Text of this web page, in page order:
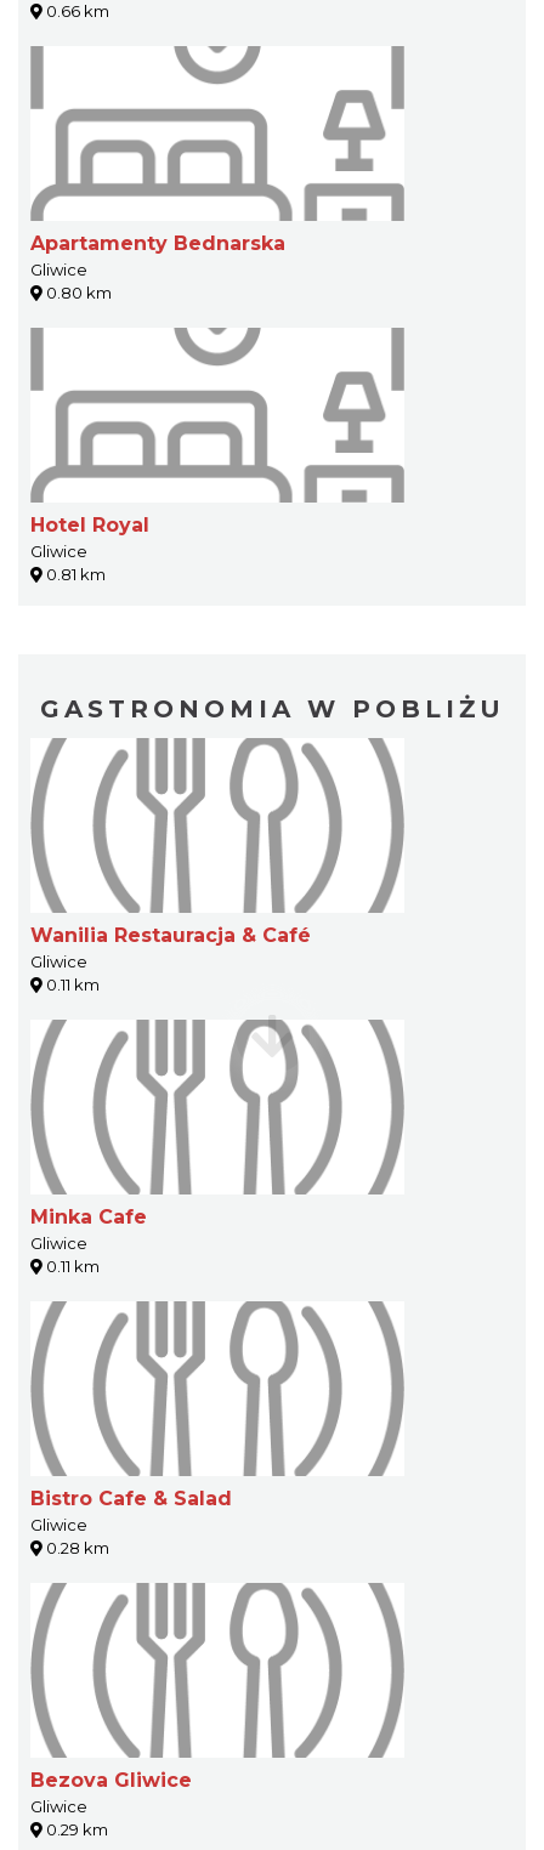
0.66 km
Apartamenty Bednarska
Gliwice
0.80 km
Hotel Royal
Gliwice
0.81 km
GASTRONOMIA W POBLIŻU
Wanilia Restauracja & Café
Gliwice
0.11 km
Minka Cafe
Gliwice
0.11 km
Bistro Cafe & Salad
Gliwice
0.28 km
Bezova Gliwice
Gliwice
0.29 km